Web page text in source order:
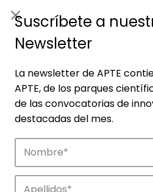
Suscríbete a
Newsletter
La newsletter de APTE
APTE, de los parques
de las convocatorias de
destacadas del mes.